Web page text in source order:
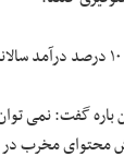
باره گفت: نمی
مخرب در